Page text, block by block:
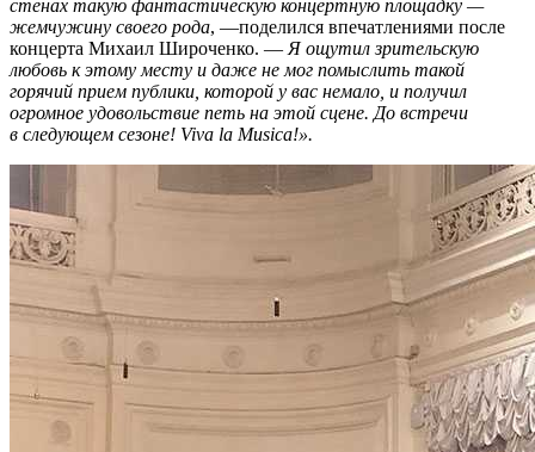
стенах такую фантастическую концертную площадку —
жемчужину своего рода, —поделился впечатлениями после
концерта Михаил Широченко. — Я ощутил зрительскую
любовь к этому месту и даже не мог помыслить такой
горячий прием публики, которой у вас немало, и получил
огромное удовольствие петь на этой сцене. До встречи
в следующем сезоне! Viva la Musica!».